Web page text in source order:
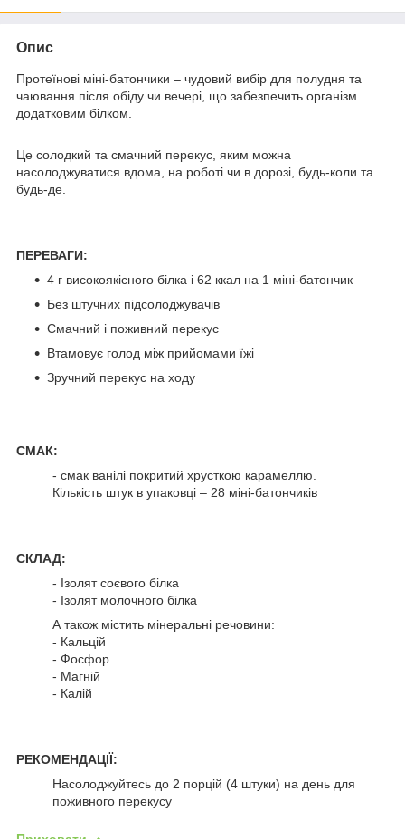
Опис
Протеїнові міні-батончики – чудовий вибір для полудня та
чаювання після обіду чи вечері, що забезпечить організм
додатковим білком.
Це солодкий та смачний перекус, яким можна
насолоджуватися вдома, на роботі чи в дорозі, будь-коли та
будь-де.
ПЕРЕВАГИ:
4 г високоякісного білка і 62 ккал на 1 міні-батончик
Без штучних підсолоджувачів
Смачний і поживний перекус
Втамовує голод між прийомами їжі
Зручний перекус на ходу
СМАК:
- смак ванілі покритий хрусткою карамеллю.
Кількість штук в упаковці – 28 міні-батончиків
СКЛАД:
- Ізолят соєвого білка
- Ізолят молочного білка
А також містить мінеральні речовини:
- Кальцій
- Фосфор
- Магній
- Калій
РЕКОМЕНДАЦІЇ:
Насолоджуйтесь до 2 порцій (4 штуки) на день для
поживного перекусу